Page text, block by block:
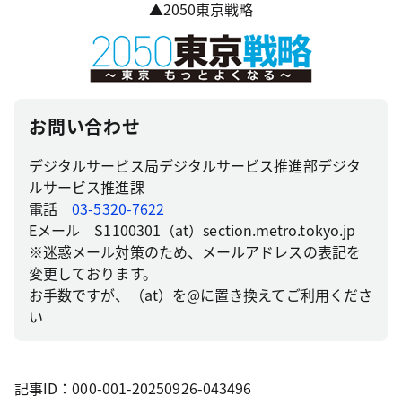
▲2050東京戦略
お問い合わせ
デジタルサービス局デジタルサービス推進部デジタ
ルサービス推進課
電話03-5320-7622
Eメール S1100301（at）section.metro.tokyo.jp
※迷惑メール対策のため、メールアドレスの表記を
変更しております。
お手数ですが、（at）を@に置き換えてご利用くださ
い
記事ID：000-001-20250926-043496